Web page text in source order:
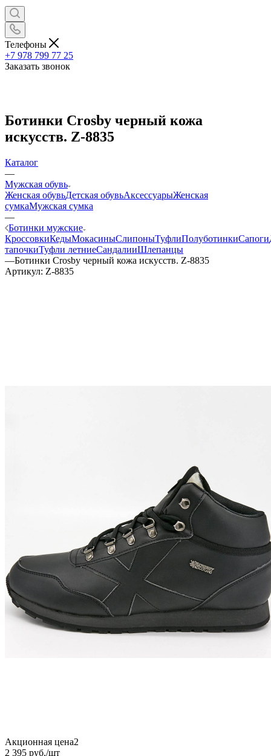
Телефоны
+7 978 799 77 25
Заказать звонок
Ботинки Crosby черный кожа
искусств. Z-8835
Каталог
—
Мужская обувь
Женская обувьДетская обувьАксессуарыЖенская
сумкаМужская сумка
—
Ботинки мужские
КроссовкиКедыМокасиныСлипоныТуфлиПолуботинкиСапоги
тапочкиТуфли летниеСандалииШлепанцы
—Ботинки Crosby черный кожа искусств. Z-8835
Артикул: Z-8835
Акционная цена2
2 395 руб./шт